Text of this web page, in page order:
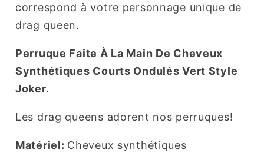
correspond à votre personnage unique de
drag queen.
Perruque Faite À La Main De Cheveux
Synthétiques Courts Ondulés Vert Style
Joker.
Les drag queens adorent nos perruques!
Matériel: Cheveux synthétiques